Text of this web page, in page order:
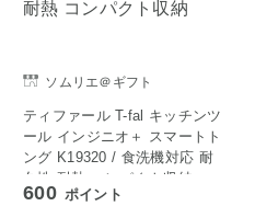
ソムリエ＠ギフト
ティファール T-fal キッチンツ
ール インジニオ＋ スマートト
ング K19320 / 食洗機対応 耐
久性 耐熱 コンパクト収納
600 ポイント